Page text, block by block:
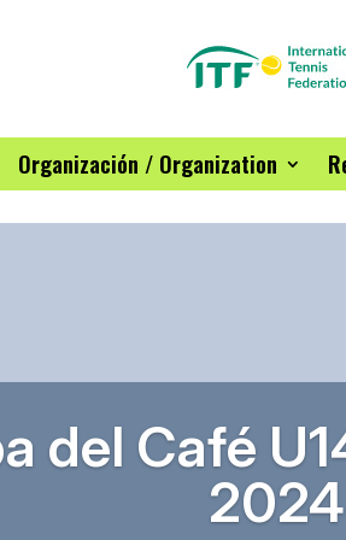
Organización / Organization
del Café
2024